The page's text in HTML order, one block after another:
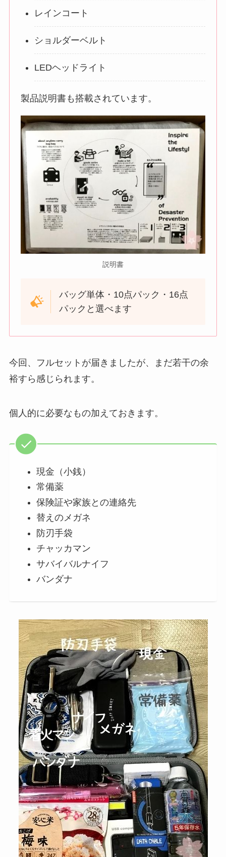
レインコート
ショルダーベルト
LEDヘッドライト
製品説明書も搭載されています。
説明書
バッグ単体・10点パック・16点
パックと選べます
今回、フルセットが届きましたが、まだ若干の余
裕すら感じられます。
個人的に必要なもの加えておきます。
現金（小銭）
常備薬
保険証や家族との連絡先
替えのメガネ
防刃手袋
チャッカマン
サバイバルナイフ
バンダナ